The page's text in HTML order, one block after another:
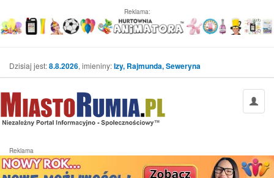
Reklama:
Dzisiaj jest:8.8.2026, imieniny:Izy, Rajmunda, Seweryna
Reklama